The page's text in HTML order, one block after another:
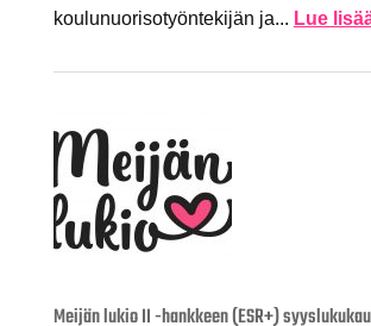
koulunuorisotyöntekijän ja... Lue
Meijän lukio II -hankkeen (ESR+)